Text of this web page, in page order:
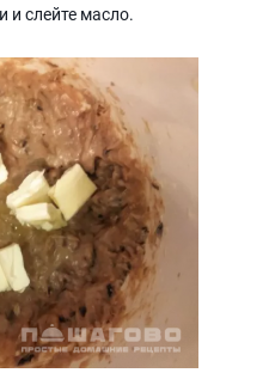
и слейте масло.